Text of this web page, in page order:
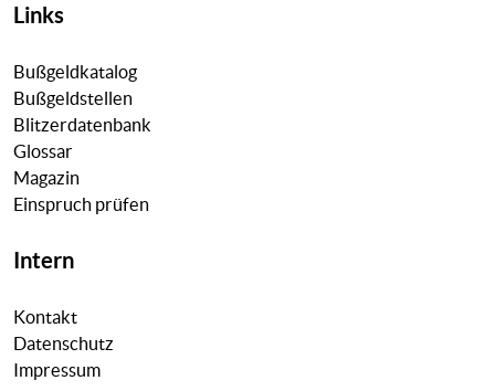
Links
Bußgeldkatalog
Bußgeldstellen
Blitzerdatenbank
Glossar
Magazin
Einspruch prüfen
Intern
Kontakt
Datenschutz
Impressum